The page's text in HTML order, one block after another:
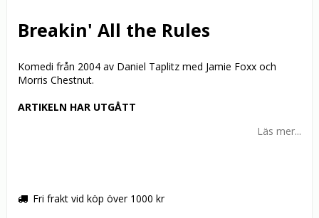
Breakin' All the Rules
Komedi från 2004 av Daniel Taplitz med Jamie Foxx och
Morris Chestnut.
ARTIKELN HAR UTGÅTT
Läs mer...
Fri frakt vid köp över 1000 kr